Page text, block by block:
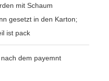
mit Schaum
gesetzt in den Karton;
ist pack
dem payemnt